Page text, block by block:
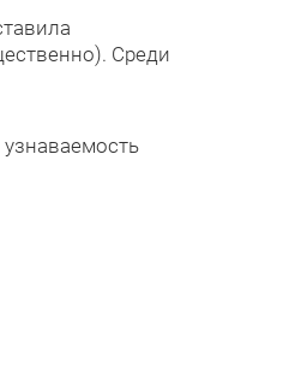
Среди